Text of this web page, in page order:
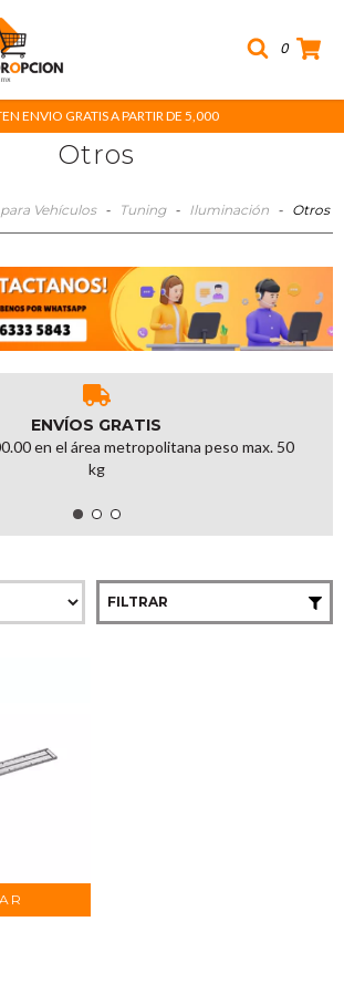
0
ENVIO GRATIS A PARTIR DE 5,000
Otros
Vehículos - Tuning - Iluminación - Otros
ENVÍOS GRATIS
en el área metropolitana peso max. 50
kg
FILTRAR